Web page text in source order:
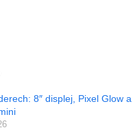
8″ displej, Pixel Glow a